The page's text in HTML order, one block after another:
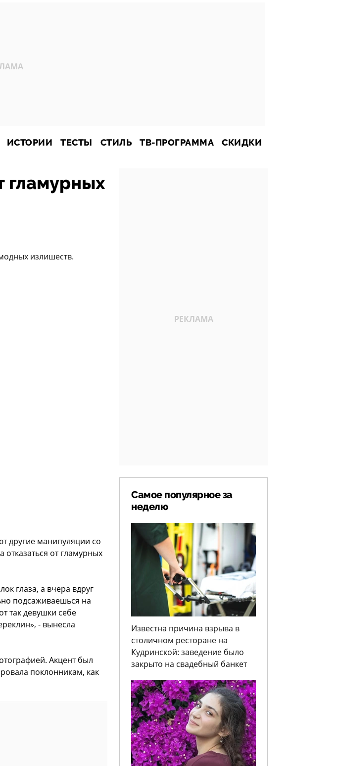
ИСТОРИИ ТЕСТЫ СТИЛЬ ТВ-ПРОГРАММА СКИДКИ
гламурных
излишеств.
другие манипуляции со
от гламурных
глаза, а вчера вдруг
подсаживаешься на
так девушки себе
- вынесла
Акцент был
поклонникам, как
Самое популярное за
неделю
Известна причина взрыва в
столичном ресторане на
Кудринской: заведение было
закрыто на свадебный банкет